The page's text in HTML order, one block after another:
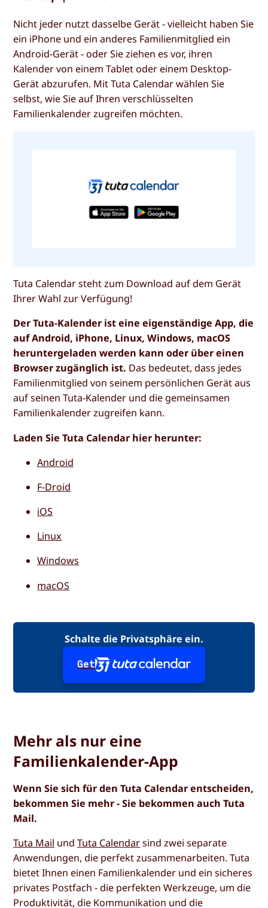
Nicht jeder nutzt dasselbe Gerät - vielleicht haben Sie
ein iPhone und ein anderes Familienmitglied ein
Android-Gerät - oder Sie ziehen es vor, ihren
Kalender von einem Tablet oder einem Desktop-
Gerät abzurufen. Mit Tuta Calendar wählen Sie
selbst, wie Sie auf Ihren verschlüsselten
Familienkalender zugreifen möchten.
Tuta Calendar steht zum Download auf dem Gerät
Ihrer Wahl zur Verfügung!
Der Tuta-Kalender ist eine eigenständige App, die
auf Android, iPhone, Linux, Windows, macOS
heruntergeladen werden kann oder über einen
Browser zugänglich ist. Das bedeutet, dass jedes
Familienmitglied von seinem persönlichen Gerät aus
auf seinen Tuta-Kalender und die gemeinsamen
Familienkalender zugreifen kann.
Laden Sie Tuta Calendar hier herunter:
Android
F-Droid
iOS
Linux
Windows
macOS
Schalte die Privatsphäre ein.
Get
Mehr als nur eine
Familienkalender-App
Wenn Sie sich für den Tuta Calendar entscheiden,
bekommen Sie mehr - Sie bekommen auch Tuta
Mail.
Tuta Mail undTuta Calendarsind zwei separate
Anwendungen, die perfekt zusammenarbeiten. Tuta
bietet Ihnen einen Familienkalender und ein sicheres
privates Postfach - die perfekten Werkzeuge, um die
Produktivität, die Kommunikation und die